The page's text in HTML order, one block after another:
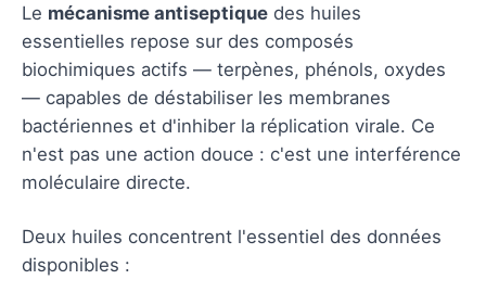
Le mécanisme antiseptique des huiles
essentielles repose sur des composés
biochimiques actifs — terpènes, phénols, oxydes
— capables de déstabiliser les membranes
bactériennes et d'inhiber la réplication virale. Ce
n'est pas une action douce : c'est une interférence
moléculaire directe.
Deux huiles concentrent l'essentiel des données
disponibles :